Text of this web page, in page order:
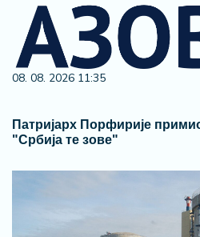
08. 08. 2026 11:35
Патријарх Порфирије
"Србија те зове"